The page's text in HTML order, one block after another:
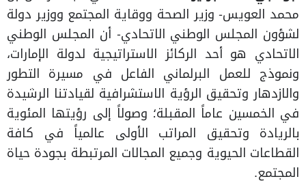
محمد العويس- وزير الصحة ووقاية المجتمع ووزير دولة
لشؤون المجلس الوطني الاتحادي- أن المجلس الوطني
الاتحادي هو أحد الركائز الاستراتيجية لدولة الإمارات،
ونموذج للعمل البرلماني الفاعل في مسيرة التطور
والازدهار وتحقيق الرؤية الاستشرافية لقيادتنا الرشيدة
في الخمسين عاماً المقبلة؛ وصولاً إلى رؤيتها المئوية
بالريادة وتحقيق المراتب الأولى عالمياً في كافة
القطاعات الحيوية وجميع المجالات المرتبطة بجودة حياة
المجتمع.